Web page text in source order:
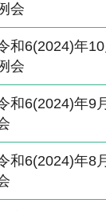
会
和6(2024)年
会
和6(2024)年9
和6(2024)年8